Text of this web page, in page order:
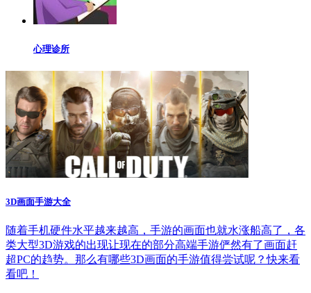
心理诊所
3D画面手游大全
随着手机硬件水平越来越高，手游的画面也就水涨船高了，各
类大型3D游戏的出现让现在的部分高端手游俨然有了画面赶
超PC的趋势。那么有哪些3D画面的手游值得尝试呢？快来看
看吧！